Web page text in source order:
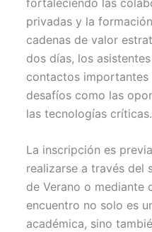
privadas y la
cadenas de valor
dos días, los
contactos
desafíos como las
las tecnologías críticas.
La inscripción es
realizarse a través del
de Verano o mediante
encuentro no solo es
académica, sino